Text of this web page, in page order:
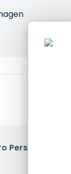
Person & Monat